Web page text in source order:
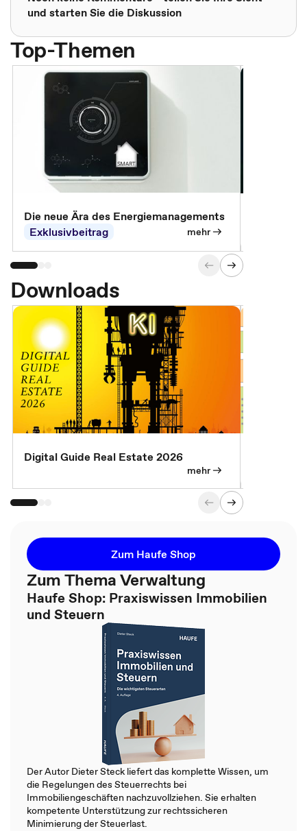
und starten Sie die Diskussion
Top-Themen
Die neue Ära des Energiemanagements
Exklusivbeitrag
mehr
Downloads
Digital Guide Real Estate 2026
mehr
Zum Haufe Shop
Zum Thema Verwaltung
Haufe Shop: Praxiswissen Immobilien
und Steuern
Der Autor Dieter Steck liefert das komplette Wissen, um
die Regelungen des Steuerrechts bei
Immobiliengeschäften nachzuvollziehen. Sie erhalten
kompetente Unterstützung zur rechtssicheren
Minimierung der Steuerlast.